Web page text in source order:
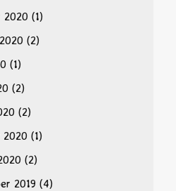
2020 (1)
(2)
(1)
(2)
(2)
2020 (1)
(2)
2019 (4)